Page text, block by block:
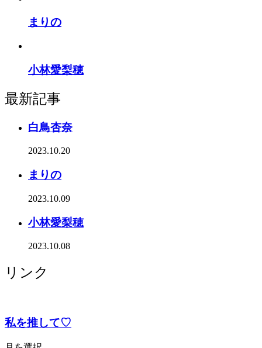
まりの
小林愛梨穂
最新記事
白鳥杏奈
2023.10.20
まりの
2023.10.09
小林愛梨穂
2023.10.08
リンク
私を推して♡